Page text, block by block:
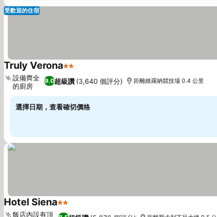
受歡迎的住宿
Truly Verona2 星級
9.0超級讚 (3,640 個評分)
設備齊全
的廚房
距離維羅納競技場 0.4 公里
選擇日期，查看確切價格
Hotel Siena2 星級
飯店內設有頂